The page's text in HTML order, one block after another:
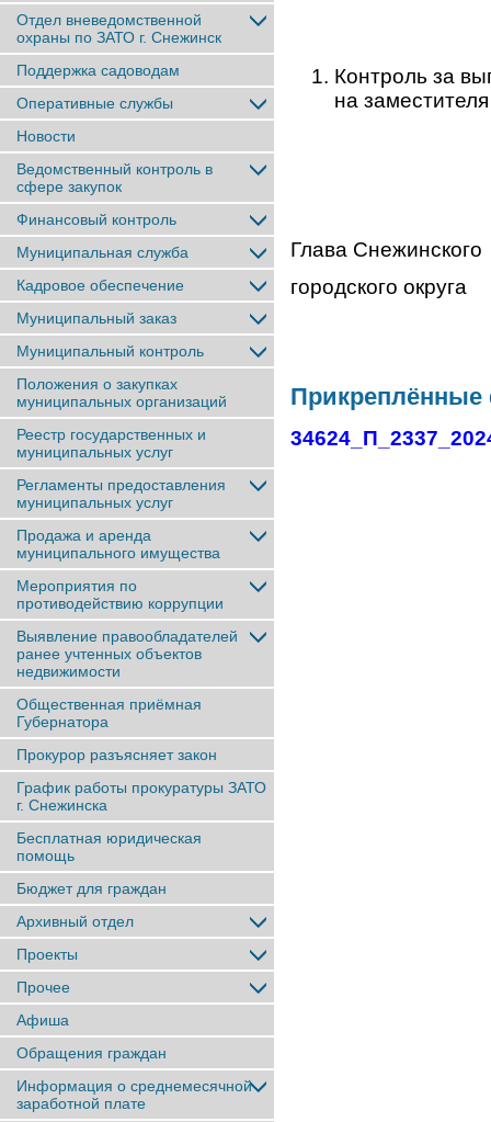
Отдел вневедомственной
охраны по ЗАТО г. Снежинск
Поддержка садоводам
Оперативные службы
Новости
Ведомственный контроль в
сфере закупок
Финансовый контроль
Муниципальная служба
Кадровое обеспечение
Муниципальный заказ
Муниципальный контроль
Положения о закупках
муниципальных организаций
Реестр государственных и
муниципальных услуг
Регламенты предоставления
муниципальных услуг
Продажа и аренда
муниципального имущества
Мероприятия по
противодействию коррупции
Выявление правообладателей
ранее учтенныx объектов
недвижимости
Общественная приёмная
Губернатора
Прокурор разъясняет закон
График работы прокуратуры ЗАТО
г. Снежинска
Бесплатная юридическая
помощь
Бюджет для граждан
Архивный отдел
Проекты
Прочее
Афиша
Обращения граждан
Информация о среднемесячной
заработной плате
Контроль за
на
Глава Снежинского